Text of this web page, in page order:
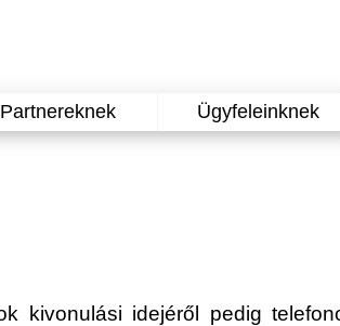
Partnereknek Ügyfeleinknek
kivonulási idejéről pedig